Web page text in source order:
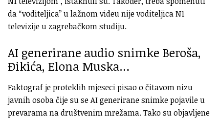
da “voditeljica” u lažnom videu nije voditeljica N1
televizije u zagrebačkom studiju.
AI generirane audio snimke Beroša,
Đikića, Elona Muska…
Faktograf je proteklih mjeseci pisao o čitavom nizu
javnih osoba čije su se AI generirane snimke pojavile u
prevarama na društvenim mrežama. Tako su objavljene